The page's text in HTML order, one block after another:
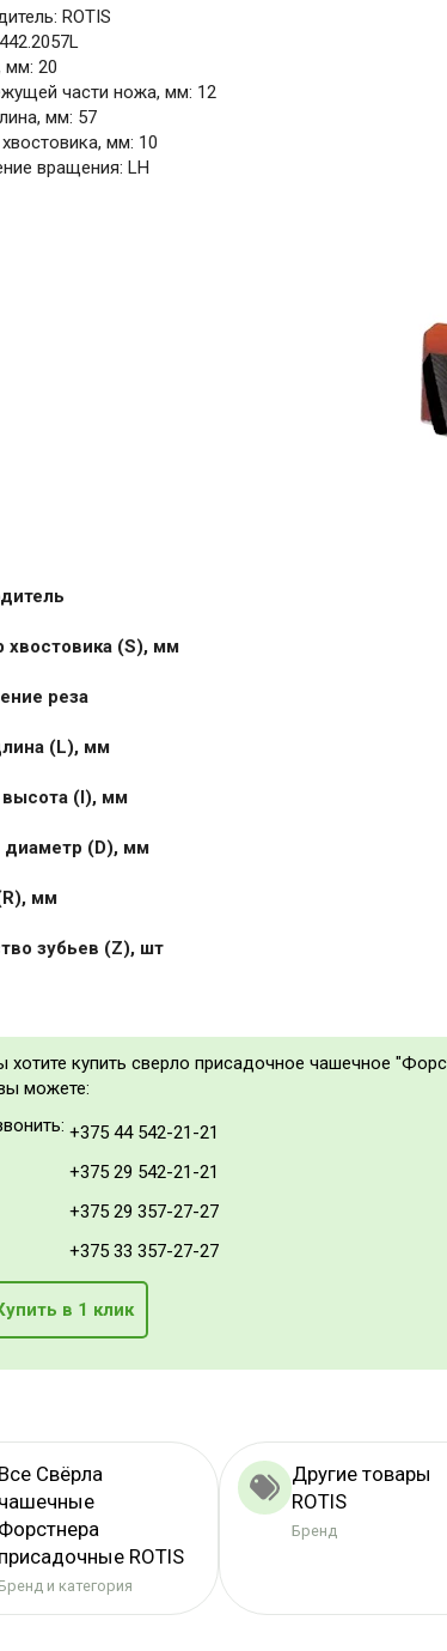
ROTIS
мм: 20
части ножа, мм: 12
мм: 57
мм: 10
вращения: LH
хвостовика (S), мм
реза
(L), мм
высота (I), мм
диаметр (D), мм
мм
зубьев (Z), шт
хотите купить сверло присадочное чашечное
можете:
+375 44 542-21-21
+375 29 542-21-21
+375 29 357-27-27
+375 33 357-27-27
в 1 клик
Все Свёрла
чашечные
Форстнера
присадочные ROTIS
и категория
Другие товары
ROTIS
Бренд